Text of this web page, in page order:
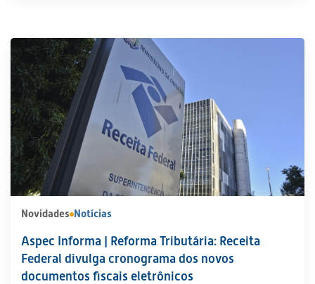
Novidades Notícias
Aspec Informa | Reforma Tributária: Receita
Federal divulga cronograma dos novos
documentos fiscais eletrônicos